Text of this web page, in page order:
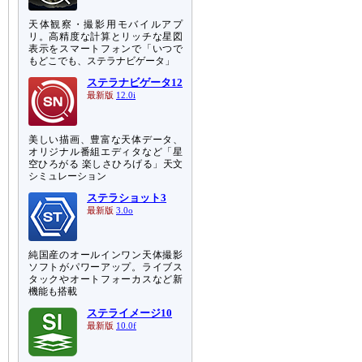
天体観察・撮影用モバイルアプ
リ。高精度な計算とリッチな星図
表示をスマートフォンで「いつで
もどこでも、ステラナビゲータ」
ステラナビゲータ12
最新版 12.0i
美しい描画、豊富な天体データ、
オリジナル番組エディタなど「星
空ひろがる 楽しさひろげる」天文
シミュレーション
ステラショット3
最新版 3.0o
純国産のオールインワン天体撮影
ソフトがパワーアップ。ライブス
タックやオートフォーカスなど新
機能も搭載
ステライメージ10
最新版 10.0f